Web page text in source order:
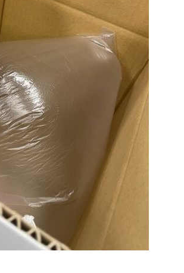
来るのはJR埼京線・JR湘南新宿ライ
構内。
駅構内では「空気満充(くうきまんじゅ
ジングして配布するこだわりよう。
.jp編集部員が向かったところ、すでに配
ングで何とか入手することが出来まし